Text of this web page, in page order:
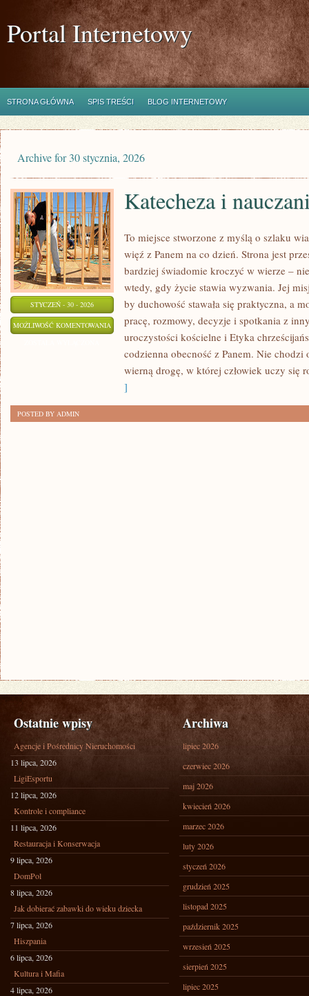
Portal Internetowy
STRONA GŁÓWNA SPIS TREŚCI BLOG INTERNETOWY
Archive for 30 stycznia, 2026
STYCZEŃ - 30 - 2026
MOŻLIWOŚĆ KOMENTOWANIA KATECHEZA
NAUCZANIE
KOŚCIOŁA
Katecheza i
To miejsce stworzone z myślą o szlaku
więź z Panem na co dzień. Strona jest
bardziej świadomie kroczyć w wierze –
wtedy, gdy życie stawia wyzwania. Jej
by duchowość stawała się praktyczna, a
pracę, rozmowy, decyzje i spotkania z
uroczystości kościelne i Etyka
codzienna obecność z Panem. Nie
wierną drogę, w której człowiek uczy się
]
POSTED BY ADMIN
Ostatnie wpisy
Agencje i Pośrednicy Nieruchomości
13 lipca, 2026
LigiEsportu
12 lipca, 2026
Kontrole i compliance
11 lipca, 2026
Restauracja i Konserwacja
9 lipca, 2026
DomPol
8 lipca, 2026
Jak dobierać zabawki do wieku dziecka
7 lipca, 2026
Hiszpania
6 lipca, 2026
Kultura i Mafia
4 lipca, 2026
Archiwa
lipiec 2026
czerwiec 2026
maj 2026
kwiecień 2026
marzec 2026
luty 2026
styczeń 2026
grudzień 2025
listopad 2025
październik 2025
wrzesień 2025
sierpień 2025
lipiec 2025